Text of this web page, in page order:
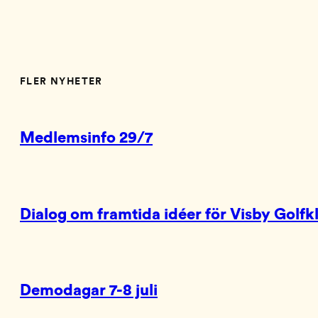
FLER NYHETER
Medlemsinfo 29/7
Dialog om framtida idéer för Visby
Demodagar 7-8 juli